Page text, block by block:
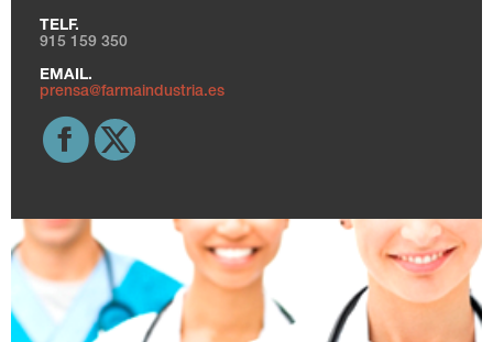
TELF.
915 159 350
EMAIL.
prensa@farmaindustria.es